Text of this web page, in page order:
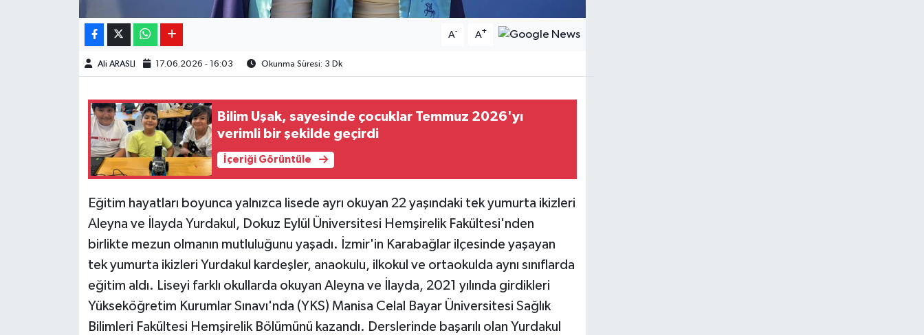
A- A+
Ali ARASLI 17.06.2026 - 16:03 Okunma Süresi: 3 Dk
Bilim Uşak, sayesinde çocuklar Temmuz 2026'yı
verimli bir şekilde geçirdi
İçeriği Görüntüle
Eğitim hayatları boyunca yalnızca lisede ayrı okuyan 22 yaşındaki tek yumurta ikizleri
Aleyna ve İlayda Yurdakul, Dokuz Eylül Üniversitesi Hemşirelik Fakültesi'nden
birlikte mezun olmanın mutluluğunu yaşadı. İzmir'in Karabağlar ilçesinde yaşayan
tek yumurta ikizleri Yurdakul kardeşler, anaokulu, ilkokul ve ortaokulda aynı sınıflarda
eğitim aldı. Liseyi farklı okullarda okuyan Aleyna ve İlayda, 2021 yılında girdikleri
Yükseköğretim Kurumlar Sınavı'nda (YKS) Manisa Celal Bayar Üniversitesi Sağlık
Bilimleri Fakültesi Hemşirelik Bölümünü kazandı. Derslerinde başarılı olan Yurdakul